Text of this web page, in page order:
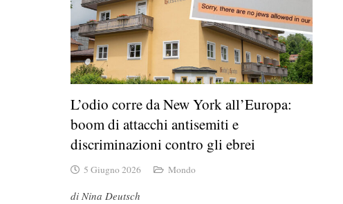
L’odio corre da New York all’Europa:
boom di attacchi antisemiti e
discriminazioni contro gli ebrei
5 Giugno 2026 Mondo
di Nina Deutsch